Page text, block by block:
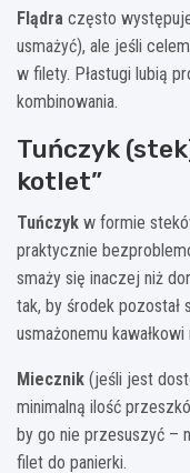
Flądra często
usmażyć), ale jeśli
w filety. Płastugi lubią
kombinowania.
Tuńczyk
kotlet”
Tuńczyk w formie
praktycznie
smaży się inaczej niż
tak, by środek
usmażonemu
Miecznik (jeśli jest
minimalną ilość
by go nie przesuszyć –
filet do panierki.